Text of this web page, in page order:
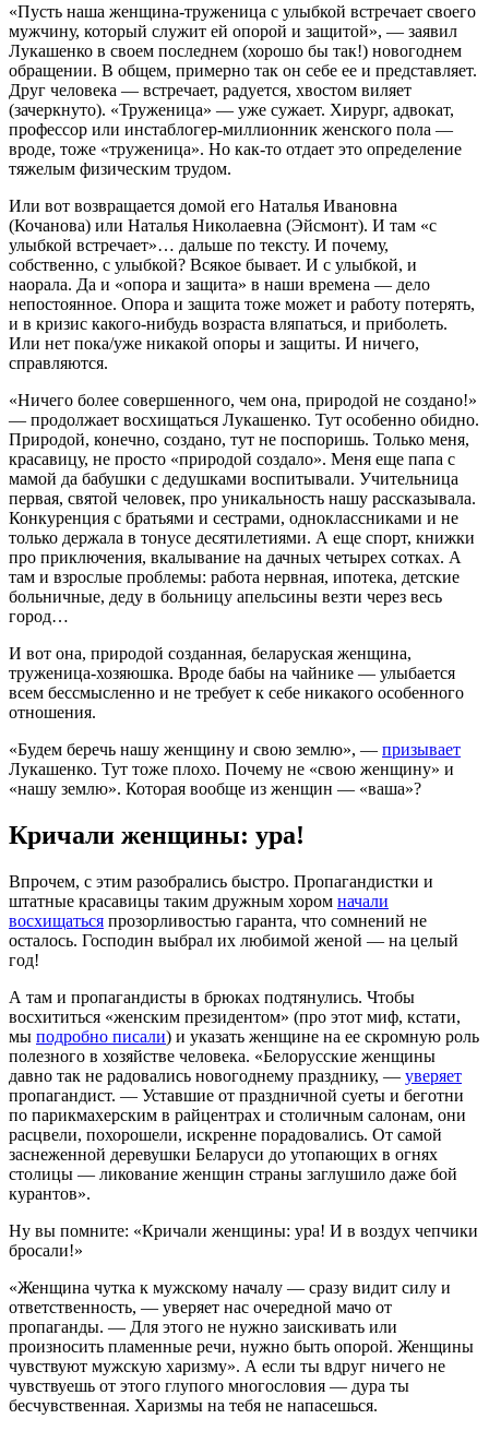
«Пусть наша женщина-труженица с улыбкой встречает своего
мужчину, который служит ей опорой и защитой», — заявил
Лукашенко в своем последнем (хорошо бы так!) новогоднем
обращении. В общем, примерно так он себе ее и представляет.
Друг человека — встречает, радуется, хвостом виляет
(зачеркнуто). «Труженица» — уже сужает. Хирург, адвокат,
профессор или инстаблогер-миллионник женского пола —
вроде, тоже «труженица». Но как-то отдает это определение
тяжелым физическим трудом.
Или вот возвращается домой его Наталья Ивановна
(Кочанова) или Наталья Николаевна (Эйсмонт). И там «с
улыбкой встречает»… дальше по тексту. И почему,
собственно, с улыбкой? Всякое бывает. И с улыбкой, и
наорала. Да и «опора и защита» в наши времена — дело
непостоянное. Опора и защита тоже может и работу потерять,
и в кризис какого-нибудь возраста вляпаться, и приболеть.
Или нет пока/уже никакой опоры и защиты. И ничего,
справляются.
«Ничего более совершенного, чем она, природой не создано!»
— продолжает восхищаться Лукашенко. Тут особенно обидно.
Природой, конечно, создано, тут не поспоришь. Только меня,
красавицу, не просто «природой создало». Меня еще папа с
мамой да бабушки с дедушками воспитывали. Учительница
первая, святой человек, про уникальность нашу рассказывала.
Конкуренция с братьями и сестрами, одноклассниками и не
только держала в тонусе десятилетиями. А еще спорт, книжки
про приключения, вкалывание на дачных четырех сотках. А
там и взрослые проблемы: работа нервная, ипотека, детские
больничные, деду в больницу апельсины везти через весь
город…
И вот она, природой созданная, беларуская женщина,
труженица-хозяюшка. Вроде бабы на чайнике — улыбается
всем бессмысленно и не требует к себе никакого особенного
отношения.
«Будем беречь нашу женщину и свою землю», — призывает
Лукашенко. Тут тоже плохо. Почему не «свою женщину» и
«нашу землю». Которая вообще из женщин — «ваша»?
Кричали женщины: ура!
Впрочем, с этим разобрались быстро. Пропагандистки и
штатные красавицы таким дружным хором начали
восхищаться прозорливостью гаранта, что сомнений не
осталось. Господин выбрал их любимой женой — на целый
год!
А там и пропагандисты в брюках подтянулись. Чтобы
восхититься «женским президентом» (про этот миф, кстати,
мы подробно писали) и указать женщине на ее скромную роль
полезного в хозяйстве человека. «Белорусские женщины
давно так не радовались новогоднему празднику, — уверяет
пропагандист. — Уставшие от праздничной суеты и беготни
по парикмахерским в райцентрах и столичным салонам, они
расцвели, похорошели, искренне порадовались. От самой
заснеженной деревушки Беларуси до утопающих в огнях
столицы — ликование женщин страны заглушило даже бой
курантов».
Ну вы помните: «Кричали женщины: ура! И в воздух чепчики
бросали!»
«Женщина чутка к мужскому началу — сразу видит силу и
ответственность, — уверяет нас очередной мачо от
пропаганды. — Для этого не нужно заискивать или
произносить пламенные речи, нужно быть опорой. Женщины
чувствуют мужскую харизму». А если ты вдруг ничего не
чувствуешь от этого глупого многословия — дура ты
бесчувственная. Харизмы на тебя не напасешься.